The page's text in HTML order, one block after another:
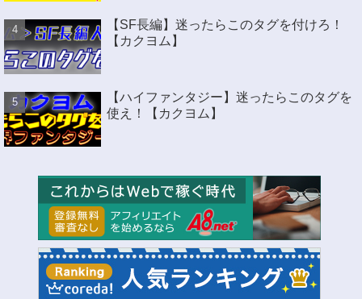
【SF長編】迷ったらこのタグを付けろ！
【カクヨム】
【ハイファンタジー】迷ったらこのタグを
使え！【カクヨム】